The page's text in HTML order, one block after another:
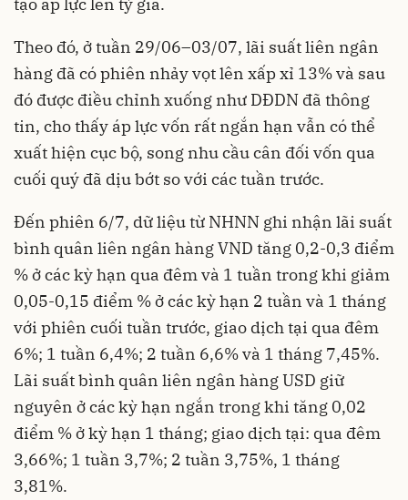
Theo đó, ở tuần 29/06–03/07, lãi suất liên ngân
hàng đã có phiên nhảy vọt lên xấp xỉ 13% và sau
đó được điều chỉnh xuống như DĐDN đã thông
tin, cho thấy áp lực vốn rất ngắn hạn vẫn có thể
xuất hiện cục bộ, song nhu cầu cân đối vốn qua
cuối quý đã dịu bớt so với các tuần trước.
Đến phiên 6/7, dữ liệu từ NHNN ghi nhận lãi suất
bình quân liên ngân hàng VND tăng 0,2-0,3 điểm
% ở các kỳ hạn qua đêm và 1 tuần trong khi giảm
0,05-0,15 điểm % ở các kỳ hạn 2 tuần và 1 tháng
với phiên cuối tuần trước, giao dịch tại qua đêm
6%; 1 tuần 6,4%; 2 tuần 6,6% và 1 tháng 7,45%.
Lãi suất bình quân liên ngân hàng USD giữ
nguyên ở các kỳ hạn ngắn trong khi tăng 0,02
điểm % ở kỳ hạn 1 tháng; giao dịch tại: qua đêm
3,66%; 1 tuần 3,7%; 2 tuần 3,75%, 1 tháng
3,81%.